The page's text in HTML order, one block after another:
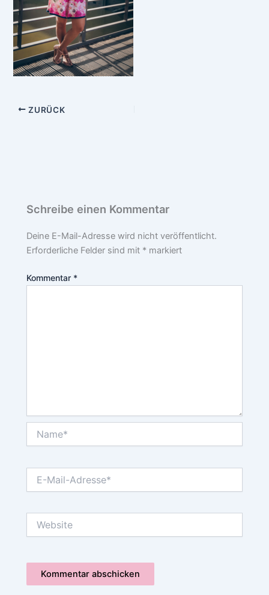
ZURÜCK
Schreibe einen Kommentar
Deine E-Mail-Adresse wird nicht veröffentlicht.
Erforderliche Felder sind mit * markiert
Kommentar *
Mail-